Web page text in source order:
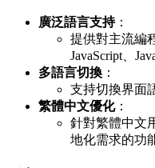
廣泛語言支持：
提供對主流編
JavaScript、
多語言切換 ：
支持切換界面
繁體中文優化：
針對繁體中文
地化需求的功